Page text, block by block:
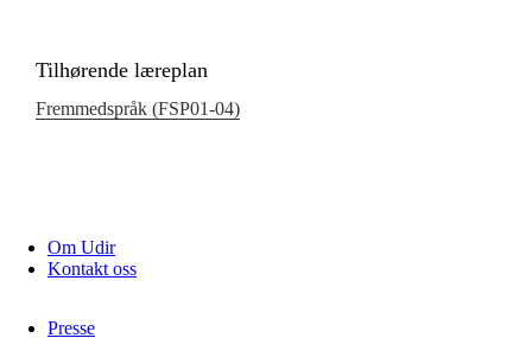
Tilhørende læreplan
Fremmedspråk (FSP01‑04)
Om Udir
Kontakt oss
Presse